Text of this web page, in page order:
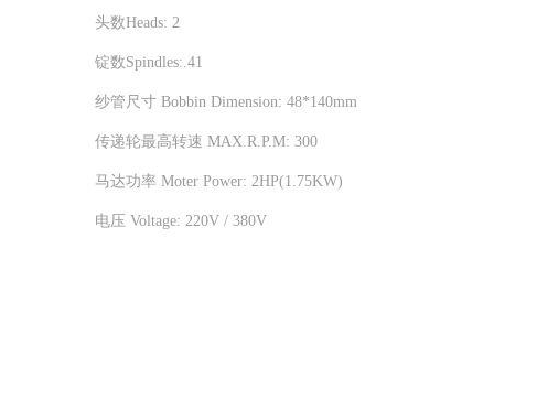
头数Heads: 2
锭数Spindles:.41
纱管尺寸 Bobbin Dimension: 48*140mm
传递轮最高转速 MAX.R.P.M: 300
马达功率 Moter Power: 2HP(1.75KW)
电压 Voltage: 220V / 380V